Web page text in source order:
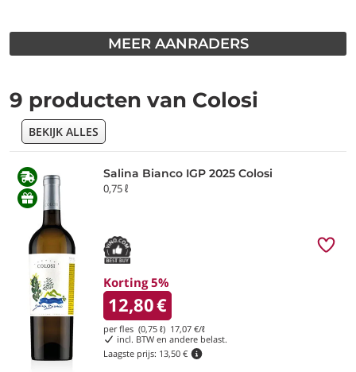
MEER AANRADERS
9 producten van Colosi
BEKIJK ALLES
Salina Bianco IGP 2025 Colosi
0,75 ℓ
Korting 5%
12,80€
per fles (0,75 ℓ) 17,07 €/ℓ
incl. BTW en andere belast.
Laagste prijs: 13,50 €